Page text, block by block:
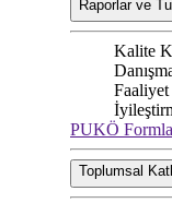
Raporlar ve
Kalite
Faaliyet
PUKÖ
Toplumsal